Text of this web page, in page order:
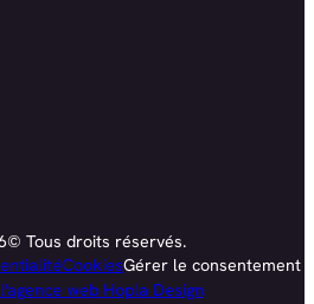
Tous droits réservés.
CookiesGérer le consentement
web Hopla Design